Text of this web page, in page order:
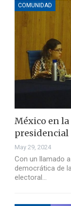
COMUNIDAD
México en
presidencial
May 29, 2024
Con un llamado
democrática de
electoral…